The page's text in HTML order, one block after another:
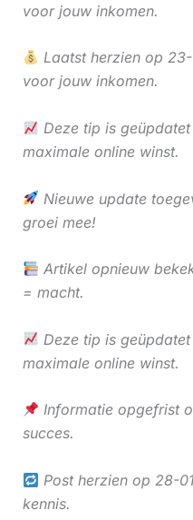
voor jouw inkomen.
Laatst herzien op
voor jouw inkomen.
Deze tip is
maximale online winst.
Nieuwe update
groei mee!
Artikel opnieuw
= macht.
Deze tip is
maximale online winst.
Informatie opgefrist
succes.
Post herzien op 28-
kennis.